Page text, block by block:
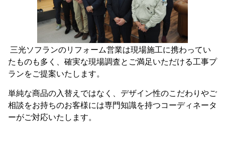
三光ソフランのリフォーム営業は現場施工に携わってい
たものも多く、確実な現場調査とご満足いただける工事プ
ランをご提案いたします。
単純な商品の入替えではなく、デザイン性のこだわりやご
相談をお持ちのお客様には専門知識を持つコーディネータ
ーがご対応いたします。